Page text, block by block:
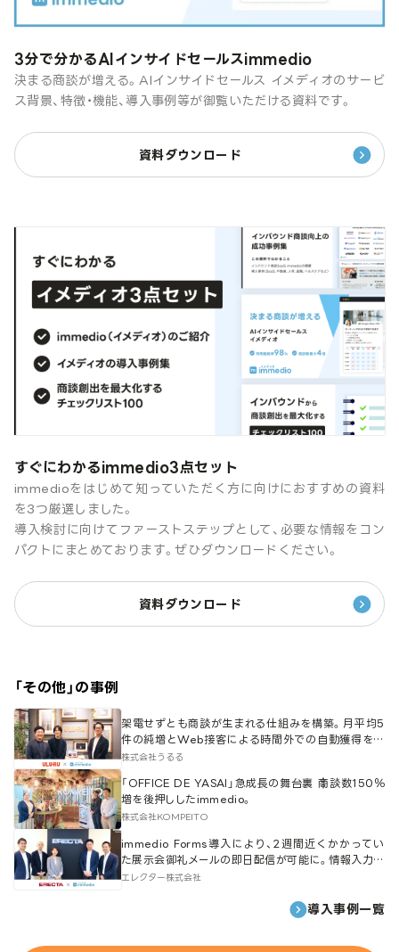
3分で分かるAIインサイドセールスimmedio
決まる商談が増える。AIインサイドセールス イメディオのサービ
ス背景、特徴・機能、導入事例等が御覧いただける資料です。
資料ダウンロード
すぐにわかるimmedio3点セット
immedioをはじめて知っていただく方に向けにおすすめの資料
を3つ厳選しました。
導入検討に向けてファーストステップとして、必要な情報をコン
パクトにまとめております。ぜひダウンロードください。
資料ダウンロード
「 その他 」の事例
架電せずとも商談が生まれる仕組みを構築。月平均5
件の純増とWeb接客による時間外での自動獲得を実
現
株式会社うるる
「OFFICE DE YASAI」急成長の舞台裏 ┃商談数150％
増を後押ししたimmedio。
株式会社KOMPEITO
immedio Forms導入により、2週間近くかかってい
た展示会御礼メールの即日配信が可能に。情報入力の
平準化にも成功。
エレクター株式会社
導入事例一覧